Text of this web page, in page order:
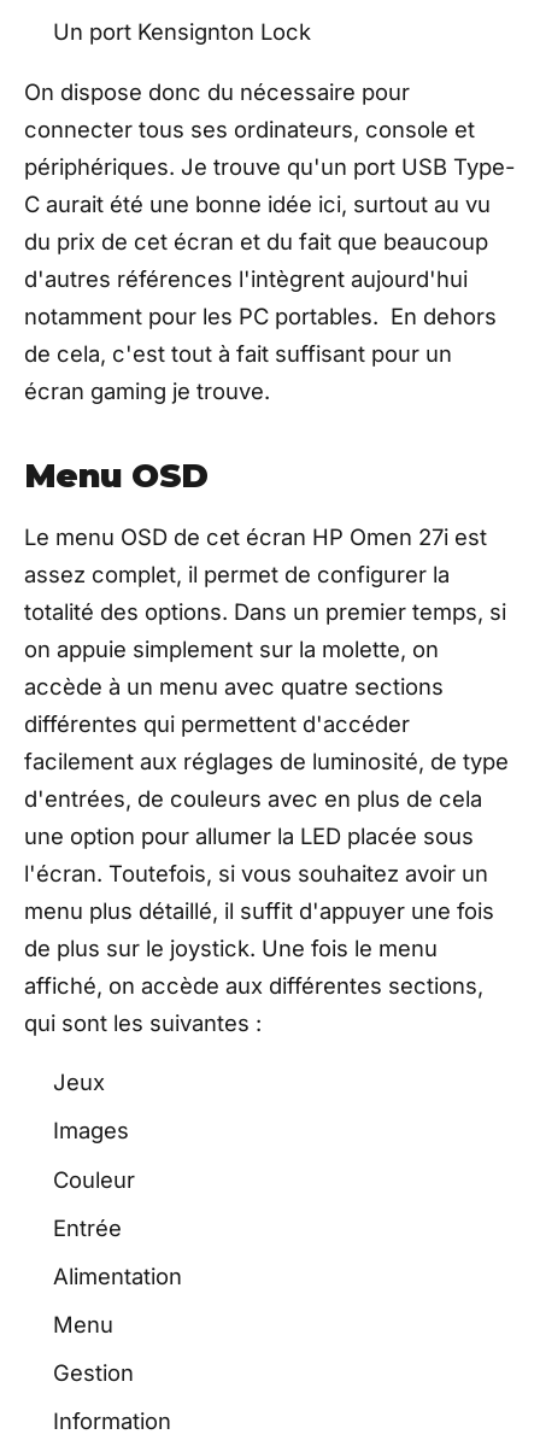
Un port Kensignton Lock
On dispose donc du nécessaire pour
connecter tous ses ordinateurs, console et
périphériques. Je trouve qu'un port USB Type-
C aurait été une bonne idée ici, surtout au vu
du prix de cet écran et du fait que beaucoup
d'autres références l'intègrent aujourd'hui
notamment pour les PC portables. En dehors
de cela, c'est tout à fait suffisant pour un
écran gaming je trouve.
Menu OSD
Le menu OSD de cet écran HP Omen 27i est
assez complet, il permet de configurer la
totalité des options. Dans un premier temps, si
on appuie simplement sur la molette, on
accède à un menu avec quatre sections
différentes qui permettent d'accéder
facilement aux réglages de luminosité, de type
d'entrées, de couleurs avec en plus de cela
une option pour allumer la LED placée sous
l'écran. Toutefois, si vous souhaitez avoir un
menu plus détaillé, il suffit d'appuyer une fois
de plus sur le joystick. Une fois le menu
affiché, on accède aux différentes sections,
qui sont les suivantes :
Jeux
Images
Couleur
Entrée
Alimentation
Menu
Gestion
Information